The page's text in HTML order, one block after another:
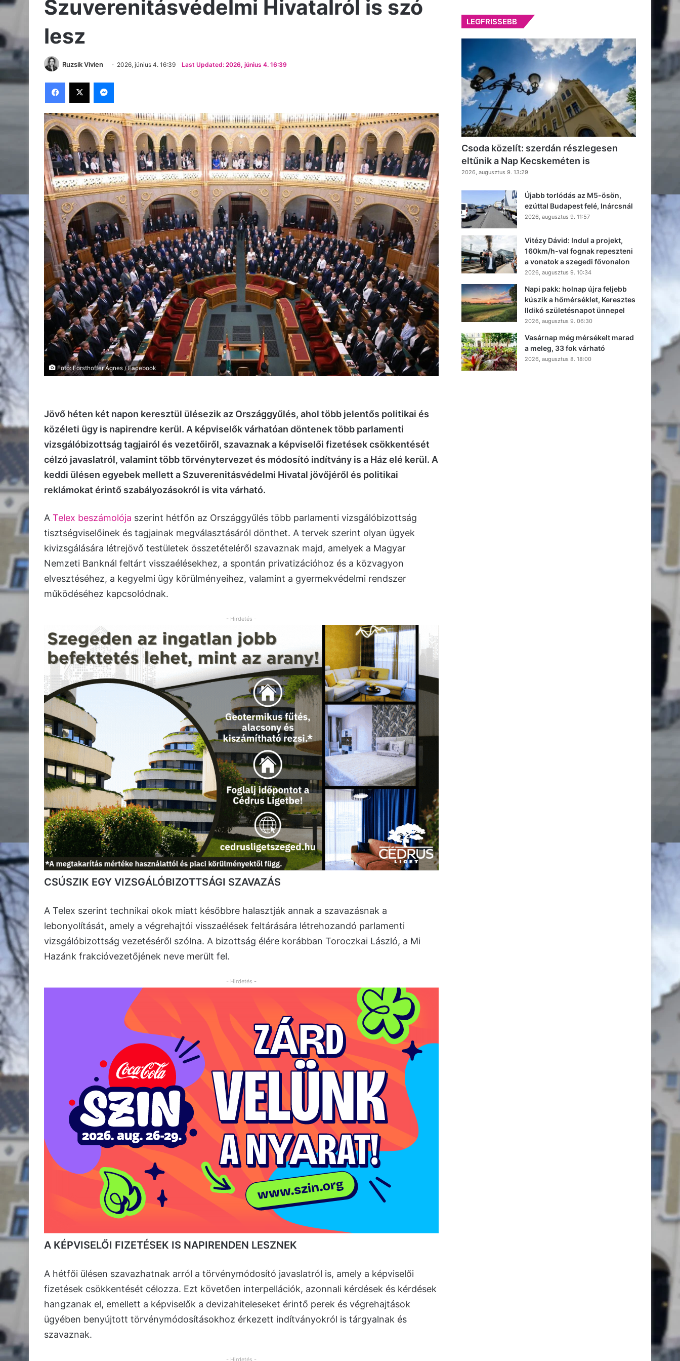
Szuverenitásvédelmi Hivatalról is szó
lesz
Ruzsik Vivien 2026, június 4. 16:39 Last Updated: 2026, június 4. 16:39
Facebook
X Messenger
Fotó: Forsthoffer Ágnes / Facebook
Jövő héten két napon keresztül ülésezik az Országgyűlés, ahol több jelentős politikai és
közéleti ügy is napirendre kerül. A képviselők várhatóan döntenek több parlamenti
vizsgálóbizottság tagjairól és vezetőiről, szavaznak a képviselői fizetések csökkentését
célzó javaslatról, valamint több törvénytervezet és módosító indítvány is a Ház elé kerül. A
keddi ülésen egyebek mellett a Szuverenitásvédelmi Hivatal jövőjéről és politikai
reklámokat érintő szabályozásokról is vita várható.
A Telex beszámolója szerint hétfőn az Országgyűlés több parlamenti vizsgálóbizottság
tisztségviselőinek és tagjainak megválasztásáról dönthet. A tervek szerint olyan ügyek
kivizsgálására létrejövő testületek összetételéről szavaznak majd, amelyek a Magyar
Nemzeti Banknál feltárt visszaélésekhez, a spontán privatizációhoz és a közvagyon
elvesztéséhez, a kegyelmi ügy körülményeihez, valamint a gyermekvédelmi rendszer
működéséhez kapcsolódnak.
- Hirdetés -
CSÚSZIK EGY VIZSGÁLÓBIZOTTSÁGI SZAVAZÁS
A Telex szerint technikai okok miatt későbbre halasztják annak a szavazásnak a
lebonyolítását, amely a végrehajtói visszaélések feltárására létrehozandó parlamenti
vizsgálóbizottság vezetéséről szólna. A bizottság élére korábban Toroczkai László, a Mi
Hazánk frakcióvezetőjének neve merült fel.
- Hirdetés -
A KÉPVISELŐI FIZETÉSEK IS NAPIRENDEN LESZNEK
A hétfői ülésen szavazhatnak arról a törvénymódosító javaslatról is, amely a képviselői
fizetések csökkentését célozza. Ezt követően interpellációk, azonnali kérdések és kérdések
hangzanak el, emellett a képviselők a devizahiteleseket érintő perek és végrehajtások
ügyében benyújtott törvénymódosításokhoz érkezett indítványokról is tárgyalnak és
szavaznak.
- Hirdetés -
LEGFRISSEBB
Csoda közelít: szerdán részlegesen
eltűnik a Nap Kecskeméten is
2026, augusztus 9. 13:29
Újabb torlódás az M5-ösön,
ezúttal Budapest felé, Inárcsnál
2026, augusztus 9. 11:57
Vitézy Dávid: Indul a projekt,
160km/h-val fognak repeszteni
a vonatok a szegedi fővonalon
2026, augusztus 9. 10:34
Napi pakk: holnap újra feljebb
kúszik a hőmérséklet, Keresztes
Ildikó születésnapot ünnepel
2026, augusztus 9. 06:30
Vasárnap még mérsékelt marad
a meleg, 33 fok várható
2026, augusztus 8. 18:00